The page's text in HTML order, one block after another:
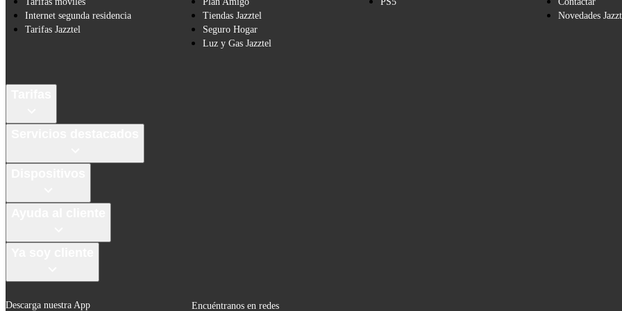
Internet segunda residencia
Tarifas Jazztel
Tiendas Jazztel
Seguro Hogar
Luz y Gas Jazztel
Novedades
Descarga nuestra App Encuéntranos en redes